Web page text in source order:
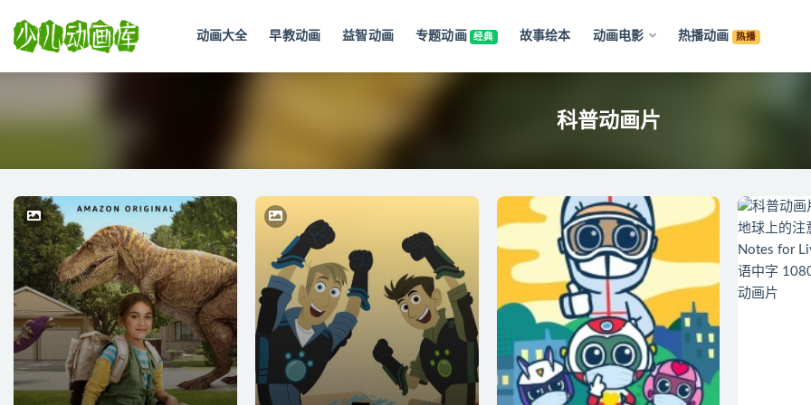
动画大全 早教动画 益智动画 专题动画 经典 故事绘本 动画电影 热播动画 热播
科普动画片